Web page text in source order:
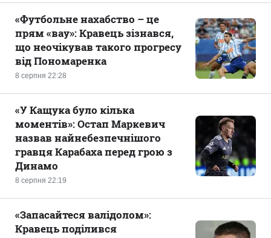
8 серпня 22:28
«Футбольне нахабство – це
прям «вау»: Кравець зізнався,
що неочікував такого прогресу
від Пономаренка
8 серпня 22:19
«У Кащука було кілька
моментів»: Остап Маркевич
назвав найнебезпечнішого
гравця Карабаха перед грою з
Динамо
«Запасайтеся валідолом»:
Кравець поділився